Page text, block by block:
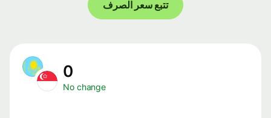
تتبع سعر الصرف
No change